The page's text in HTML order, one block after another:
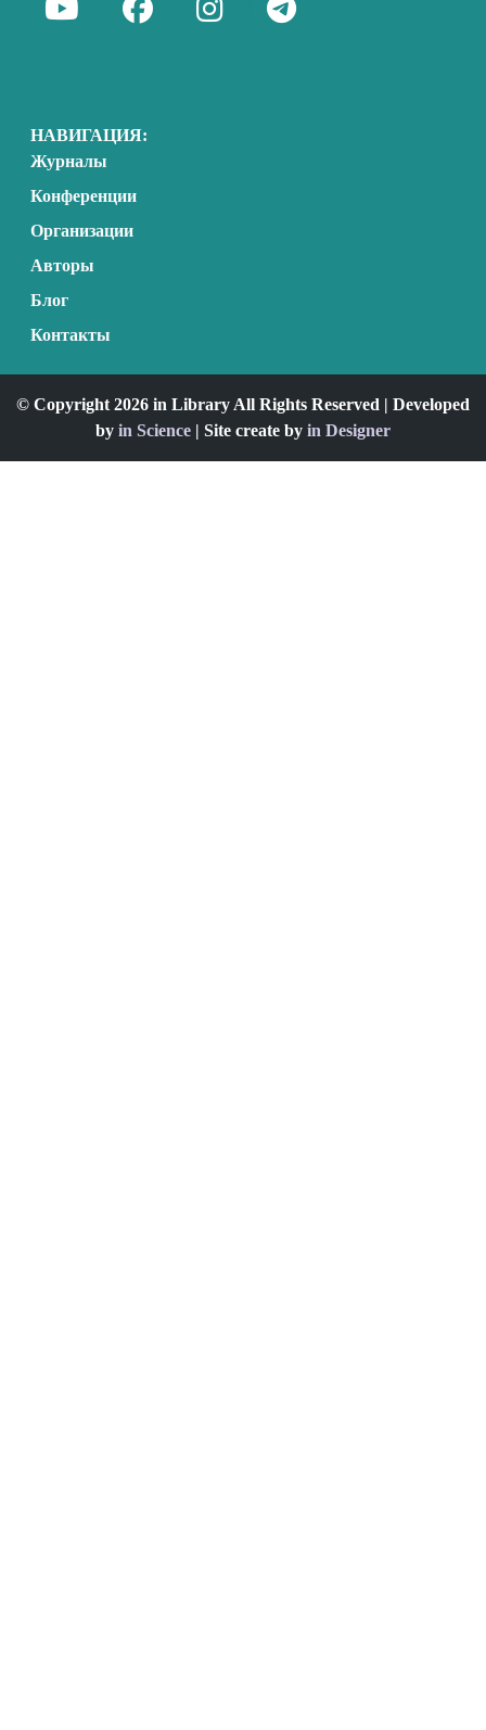
НАВИГАЦИЯ:
Журналы
Конференции
Организации
Авторы
Блог
Контакты
© Copyright 2026 in Library All Rights Reserved | Developed
by in Science | Site create by in Designer